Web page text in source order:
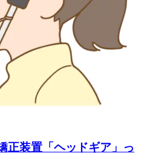
正装置「ヘッドギア」っ